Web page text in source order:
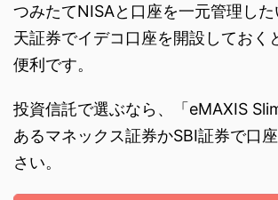
つみたてNISAと口座を一元管理し
天証券でイデコ口座を開設しておく
便利です。
投資信託で選ぶなら、「eMAXIS
あるマネックス証券かSBI証券で口
さい。